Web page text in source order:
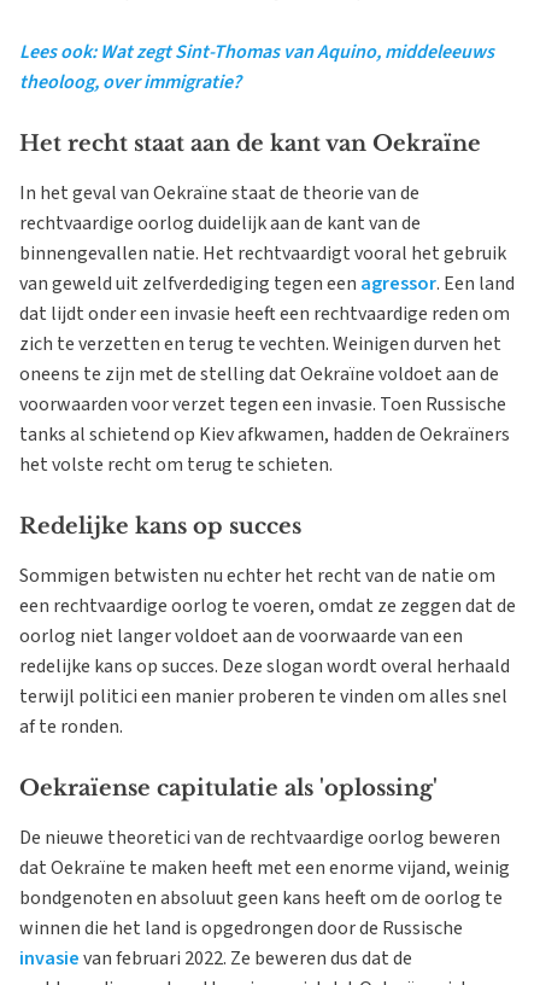
Lees ook: Wat zegt Sint-Thomas van Aquino, middeleeuws
theoloog, over immigratie?
Het recht staat aan de kant van Oekraïne
In het geval van Oekraïne staat de theorie van de
rechtvaardige oorlog duidelijk aan de kant van de
binnengevallen natie. Het rechtvaardigt vooral het gebruik
van geweld uit zelfverdediging tegen een agressor. Een land
dat lijdt onder een invasie heeft een rechtvaardige reden om
zich te verzetten en terug te vechten. Weinigen durven het
oneens te zijn met de stelling dat Oekraïne voldoet aan de
voorwaarden voor verzet tegen een invasie. Toen Russische
tanks al schietend op Kiev afkwamen, hadden de Oekraïners
het volste recht om terug te schieten.
Redelijke kans op succes
Sommigen betwisten nu echter het recht van de natie om
een rechtvaardige oorlog te voeren, omdat ze zeggen dat de
oorlog niet langer voldoet aan de voorwaarde van een
redelijke kans op succes. Deze slogan wordt overal herhaald
terwijl politici een manier proberen te vinden om alles snel
af te ronden.
Oekraïense capitulatie als 'oplossing'
De nieuwe theoretici van de rechtvaardige oorlog beweren
dat Oekraïne te maken heeft met een enorme vijand, weinig
bondgenoten en absoluut geen kans heeft om de oorlog te
winnen die het land is opgedrongen door de Russische
invasievan februari 2022. Ze beweren dus dat de